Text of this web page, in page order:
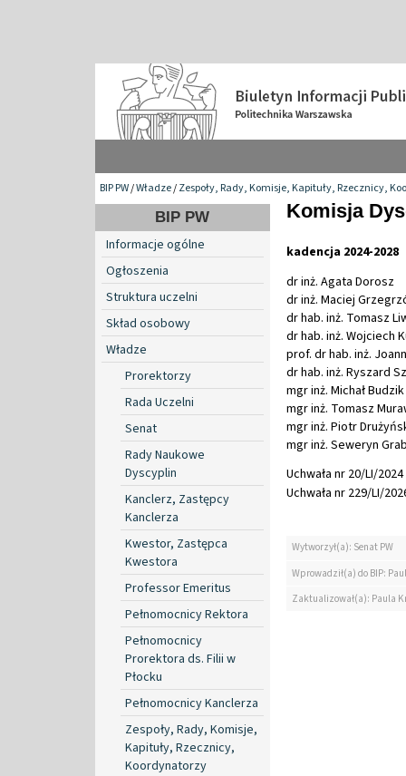
BIP PW/Władze/Zespoły, Rady, Komisje, Kapituły, Rzecznicy,
BIP PW
Informacje ogólne
Ogłoszenia
Struktura uczelni
Skład osobowy
Władze
Prorektorzy
Rada Uczelni
Senat
Rady Naukowe
Dyscyplin
Kanclerz, Zastępcy
Kanclerza
Kwestor, Zastępca
Kwestora
Professor Emeritus
Pełnomocnicy Rektora
Pełnomocnicy
Prorektora ds. Filii w
Płocku
Pełnomocnicy Kanclerza
Zespoły, Rady, Komisje,
Kapituły, Rzecznicy,
Koordynatorzy
Komisja
kadencja 2024-2028
dr inż. Agata Dorosz
dr inż. Maciej
dr hab. inż. Tomasz
dr hab. inż. Wojciech
prof. dr hab. inż.
dr hab. inż. Ryszard
mgr inż. Michał Budzik
mgr inż. Tomasz
mgr inż. Piotr
mgr inż. Seweryn
Uchwała nr 20/LI/
Uchwała nr 229/LI/
Wytworzył(a): Senat PW
Wprowadził(a) do BIP:
Zaktualizował(a): Paula